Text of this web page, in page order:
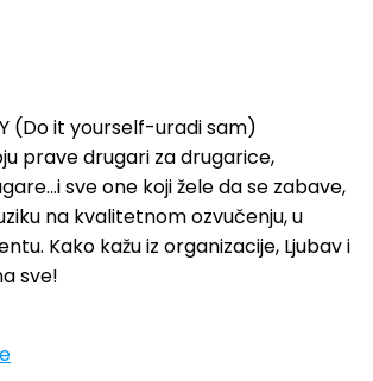
(Do it yourself-uradi sam)
prave drugari za drugarice,
sve one koji žele da se zabave,
na kvalitetnom ozvučenju, u
Kako kažu iz organizacije, Ljubav i
sve!